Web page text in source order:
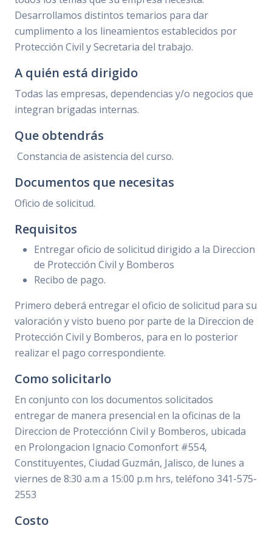
Desarrollamos distintos temarios para dar
cumplimento a los lineamientos establecidos por
Protección Civil y Secretaria del trabajo.
A quién está dirigido
Todas las empresas, dependencias y/o negocios que
integran brigadas internas.
Que obtendrás
Constancia de asistencia del curso.
Documentos que necesitas
Oficio de solicitud.
Requisitos
Entregar oficio de solicitud dirigido a la Direccion
de Protección Civil y Bomberos
Recibo de pago.
Primero deberá entregar el oficio de solicitud para su
valoración y visto bueno por parte de la Direccion de
Protección Civil y Bomberos, para en lo posterior
realizar el pago correspondiente.
Como solicitarlo
En conjunto con los documentos solicitados
entregar de manera presencial en la oficinas de la
Direccion de Protecciónn Civil y Bomberos, ubicada
en Prolongacion Ignacio Comonfort #554,
Constituyentes, Ciudad Guzmán, Jalisco, de lunes a
viernes de 8:30 a.m a 15:00 p.m hrs, teléfono 341-575-
2553
Costo